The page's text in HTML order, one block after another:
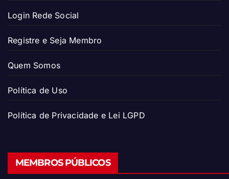
Login Rede Social
Registre e Seja Membro
Quem Somos
Política de Uso
Política de Privacidade e Lei LGPD
MEMBROS PÚBLICOS